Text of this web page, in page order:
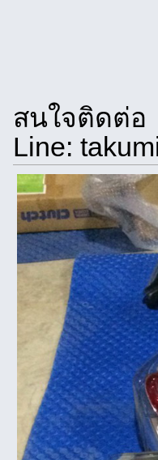
สนใจติดต่อ
Line: